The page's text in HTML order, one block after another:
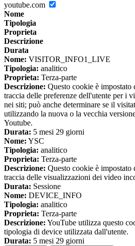
youtube.com
Nome
Tipologia
Proprieta
Descrizione
Durata
Nome: VISITOR_INFO1_LIVE
Tipologia: analitico
Proprieta: Terza-parte
Descrizione: Questo cookie è impostato
traccia delle preferenze dell'utente per i
nei siti; può anche determinare se il
utilizzando la nuova o la vecchia
Youtube.
Durata: 5 mesi 29 giorni
Nome: YSC
Tipologia: analitico
Proprieta: Terza-parte
Descrizione: Questo cookie è impostato
traccia delle visualizzazioni dei video
Durata: Sessione
Nome: DEVICE_INFO
Tipologia: analitico
Proprieta: Terza-parte
Descrizione: YouTube utilizza questo
tipologia di device utilizzata dall'utente.
Durata: 5 mesi 29 giorni